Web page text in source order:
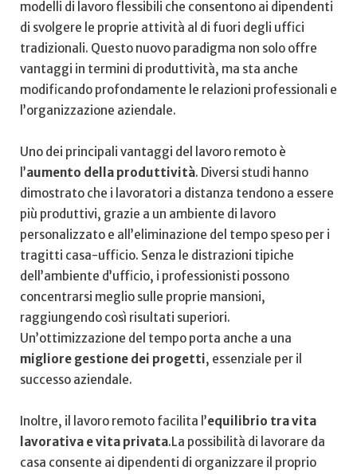
modelli di lavoro flessibili⁣ che consentono⁢ ai dipendenti
di svolgere ⁤le proprie attività ⁣al di fuori degli uffici
tradizionali. Questo nuovo‌ paradigma non ⁣solo offre
vantaggi in termini di produttività, ma sta anche‌
modificando profondamente ⁣le relazioni professionali e
l’organizzazione aziendale.
Uno dei principali vantaggi del ‍lavoro remoto è
l’aumento della produttività. ‍Diversi​ studi hanno
dimostrato che i⁣ lavoratori a distanza⁤ tendono a essere
più produttivi, grazie ​a un ambiente di lavoro
personalizzato e all’eliminazione del tempo speso per i
tragitti casa-ufficio. ⁤Senza le distrazioni tipiche
⁣dell’ambiente d’ufficio, i professionisti possono
⁣concentrarsi meglio sulle proprie mansioni,
raggiungendo così risultati superiori.
Un’ottimizzazione del⁣ tempo porta​ anche a una
migliore gestione dei progetti, essenziale per il
successo aziendale.
Inoltre,⁣ il lavoro remoto facilita l’equilibrio tra vita
lavorativa e vita privata.La possibilità di‍ lavorare da
casa consente ai dipendenti di organizzare il proprio⁤